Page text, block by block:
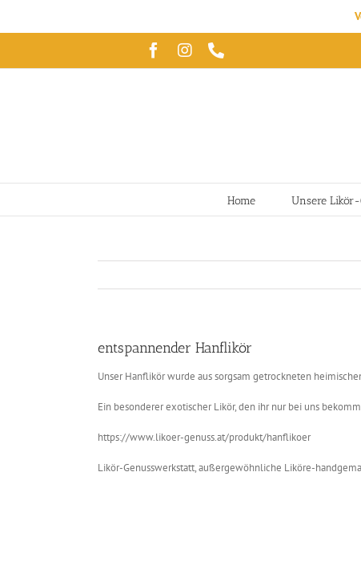
springen
Facebook
Instagram
Home Unsere
entspannender Hanflikör
Unser Hanflikör wurde aus sorgsam getrockneten
Ein besonderer exotischer Likör, den ihr nur bei uns
https://www.likoer-genuss.at/produkt/hanflikoer
Likör-Genusswerkstatt, außergewöhnliche Liköre-